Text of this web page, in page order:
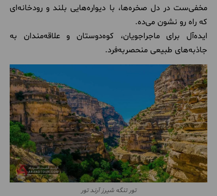
مخفی‌ست در دل صخره‌ها، با دیواره‌هایی بلند و رودخانه‌ای
که راه رو نشون می‌ده.
ایده‌آل برای ماجراجویان، کوه‌دوستان و علاقه‌مندان به
جاذبه‌های طبیعی منحصربه‌فرد.
تور تنگه شیرز آرند تور